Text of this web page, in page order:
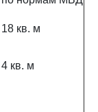
18 кв. м
4 кв. м